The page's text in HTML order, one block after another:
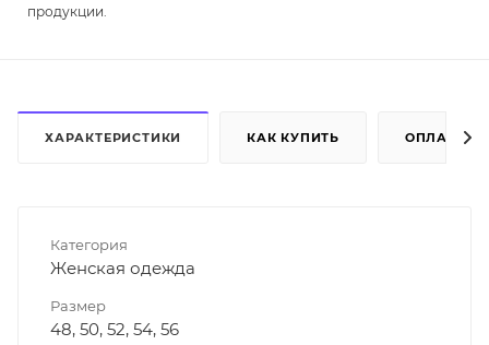
продукции.
ХАРАКТЕРИСТИКИ КАК КУПИТЬ ОПЛАТА
Категория
Женская одежда
Размер
48, 50, 52, 54, 56